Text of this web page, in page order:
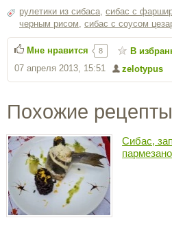
рулетики из сибаса, сибас с
черным рисом, сибас с соусом
zelotypus
07 апреля 2013, 15:51
Мне нравится 8 В
Похожие рецепты
Сибас,